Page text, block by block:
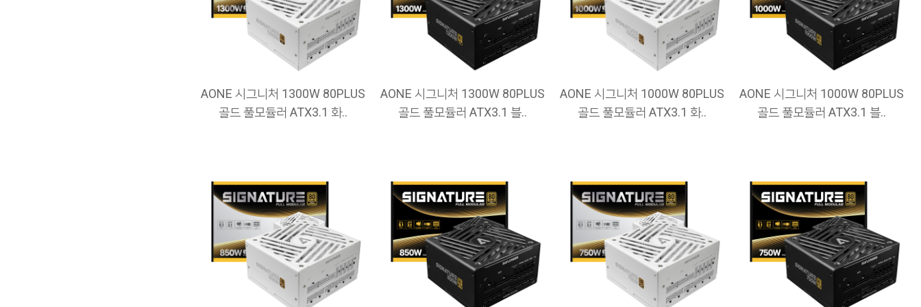
AONE 시그니처 1300W 80PLUS
골드 풀모듈러 ATX3.1 화..
AONE 시그니처 1300W 80PLUS
골드 풀모듈러 ATX3.1 블..
AONE 시그니처 1000W 80PLUS
골드 풀모듈러 ATX3.1 화..
AONE 시그니처 1000W 80PLUS
골드 풀모듈러 ATX3.1 블..